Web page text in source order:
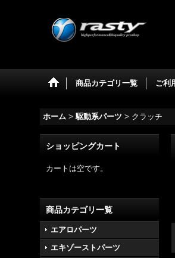
商品カテゴリ一覧 ご利
ホーム > 駆動系パーツ > クラッチ
ショッピングカート
カートは空です。
商品カテゴリ一覧
エアロパーツ
エキゾーストパーツ